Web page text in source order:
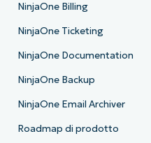
NinjaOne Billing
NinjaOne Ticketing
NinjaOne Documentation
NinjaOne Backup
NinjaOne Email Archiver
Roadmap di prodotto